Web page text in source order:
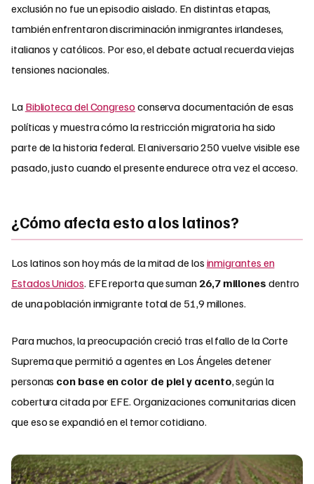
exclusión no fue un episodio aislado. En distintas etapas,
también enfrentaron discriminación inmigrantes irlandeses,
italianos y católicos. Por eso, el debate actual recuerda viejas
tensiones nacionales.
La Biblioteca del Congreso conserva documentación de esas
políticas y muestra cómo la restricción migratoria ha sido
parte de la historia federal. El aniversario 250 vuelve visible ese
pasado, justo cuando el presente endurece otra vez el acceso.
¿Cómo afecta esto a los latinos?
Los latinos son hoy más de la mitad de los inmigrantes en
Estados Unidos. EFE reporta que suman 26,7 millones dentro
de una población inmigrante total de 51,9 millones.
Para muchos, la preocupación creció tras el fallo de la Corte
Suprema que permitió a agentes en Los Ángeles detener
personas con base en color de piel y acento, según la
cobertura citada por EFE. Organizaciones comunitarias dicen
que eso se expandió en el temor cotidiano.